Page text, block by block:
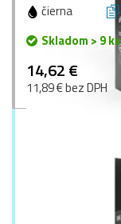
čierna
Skladom > 9 ks
14,62 €
11,89 € bez DPH